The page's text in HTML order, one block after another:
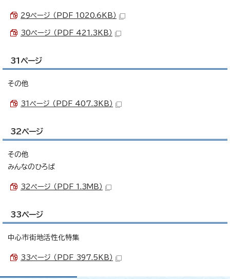
29ページ （PDF 1020.6KB）
30ページ （PDF 421.3KB）
31ページ
その他
31ページ （PDF 407.3KB）
32ページ
その他
みんなのひろば
32ページ （PDF 1.3MB）
33ページ
中心市街地活性化特集
33ページ （PDF 397.5KB）